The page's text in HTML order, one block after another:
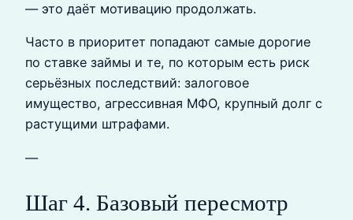
— это даёт мотивацию продолжать.
Часто в приоритет попадают самые дорогие
по ставке займы и те, по которым есть риск
серьёзных последствий: залоговое
имущество, агрессивная МФО, крупный долг с
растущими штрафами.
—
Шаг 4. Базовый пересмотр